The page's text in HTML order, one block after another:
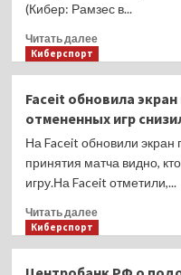
(Кибер: Рамзес в...
Читать далееПрочитать
«Жесть
я
щечелы
сейчас
новогодние
Киберспорт
Faceit обновила
отмененных игр
На Faceit обновили экран
принятия матча видно,
игру.На Faceit отметили,...
Читать далееПрочитать
Киберспорт